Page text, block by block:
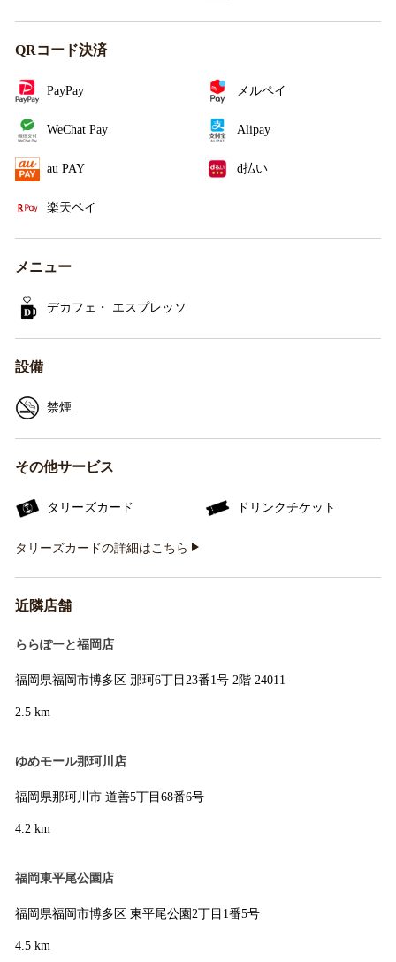
QRコード決済
PayPay メルペイ
WeChat Pay Alipay
au PAY d払い
楽天ペイ
メニュー
デカフェ・ エスプレッソ
設備
禁煙
その他サービス
タリーズカード ドリンクチケット
タリーズカードの詳細はこちら
近隣店舗
ららぽーと福岡店
福岡県福岡市博多区 那珂6丁目23番1号 2階 24011
2.5 km
ゆめモール那珂川店
福岡県那珂川市 道善5丁目68番6号
4.2 km
福岡東平尾公園店
福岡県福岡市博多区 東平尾公園2丁目1番5号
4.5 km